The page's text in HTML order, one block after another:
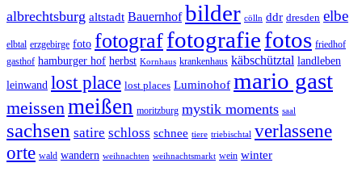
albrechtsburg altstadt Bauernhof bilder cölln ddr dresden elbe
elbtal erzgebirge foto fotograffotografiefotos friedhof
gasthof hamburger hof herbst Kornhaus krankenhaus käbschütztal landleben
leinwand lost place lost places Luminohof mario gast
meissenmeißen moritzburg mystik moments saal
sachsen satire schloss schnee tiere triebischtal verlassene
orte wald wandern weihnachten weihnachtsmarkt wein winter